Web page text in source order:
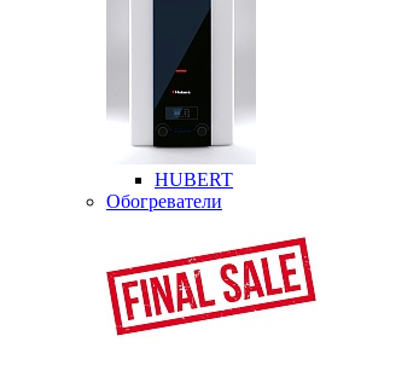
HUBERT
Обогреватели